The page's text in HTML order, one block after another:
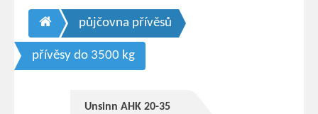
půjčovna přívěsů
přívěsy do 3500 kg
Unsinn AHK 20-35